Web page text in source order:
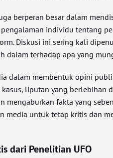
berperan besar dalam
individu tentang
Diskusi ini sering kali
dalam terhadap apa yang
dalam membentuk opini
kasus, liputan yang berlebihan
mengaburkan fakta yang
media untuk tetap kritis dan
dari Penelitian UFO